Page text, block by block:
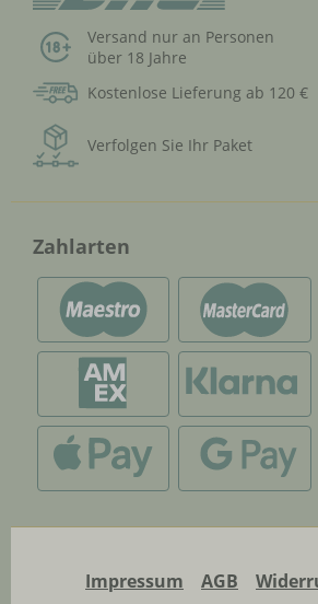
Versand nur an Personen
über 18 Jahre
Kostenlose Lieferung ab 120 €
Verfolgen Sie Ihr Paket
Zahlarten
Impressum AGB